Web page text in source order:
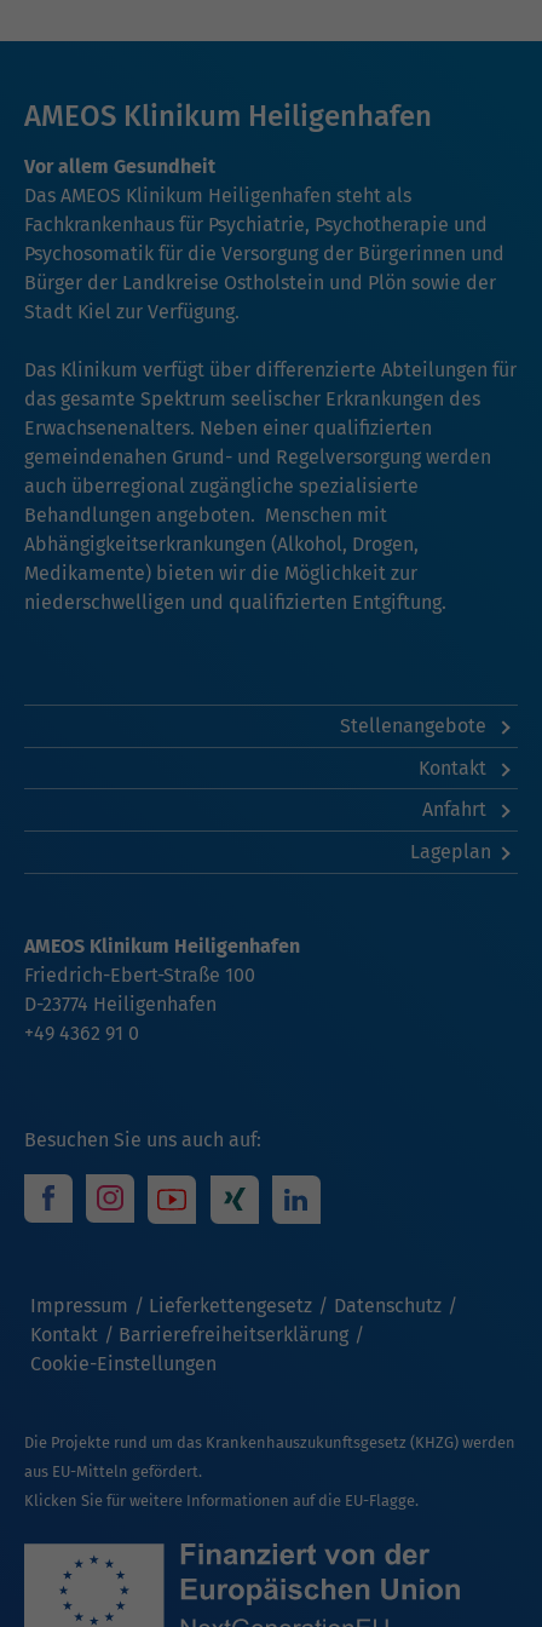
AMEOS Klinikum Heiligenhafen
Vor allem Gesundheit
Das AMEOS Klinikum Heiligenhafen steht als
Fachkrankenhaus für Psychiatrie, Psychotherapie und
Psychosomatik für die Versorgung der Bürgerinnen und
Bürger der Landkreise Ostholstein und Plön sowie der
Stadt Kiel zur Verfügung.
Das Klinikum verfügt über differenzierte Abteilungen für
das gesamte Spektrum seelischer Erkrankungen des
Erwachsenenalters. Neben einer qualifizierten
gemeindenahen Grund- und Regelversorgung werden
auch überregional zugängliche spezialisierte
Behandlungen angeboten. Menschen mit
Abhängigkeitserkrankungen (Alkohol, Drogen,
Medikamente) bieten wir die Möglichkeit zur
niederschwelligen und qualifizierten Entgiftung.
Stellenangebote
Kontakt
Anfahrt
Lageplan
Besuchen Sie uns auch auf:
Impressum Lieferkettengesetz
Datenschutz
Kontakt
Barrierefreiheitserklärung
Cookie-Einstellungen
AMEOS Klinikum Heiligenhafen
Friedrich-Ebert-Straße 100
D-23774 Heiligenhafen
+49 4362 91 0
Die Projekte rund um das Krankenhauszukunftsgesetz (KHZG) werden
aus EU-Mitteln gefördert.
Klicken Sie für weitere Informationen auf die EU-Flagge.